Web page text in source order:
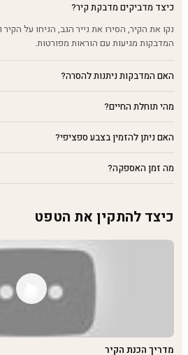
כיצד מדביקים מדבקת קיר?
נקו את הקיר, הסירו את נייר הגב, הניחו על
המדבקות מגיעות עם הוראות מפורטות.
האם המדבקות ניתנות להסרה?
מהי תוחלת החיים?
האם ניתן להזמין בצבע ספציפי?
מה זמן האספקה?
כיצד להתקין את הטפט
מדריך הכנת הקיר